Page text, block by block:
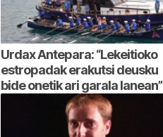
Urdax Antepara: “Lekeitioko
estropadak erakutsi deusku
bide onetik ari garala lanean”